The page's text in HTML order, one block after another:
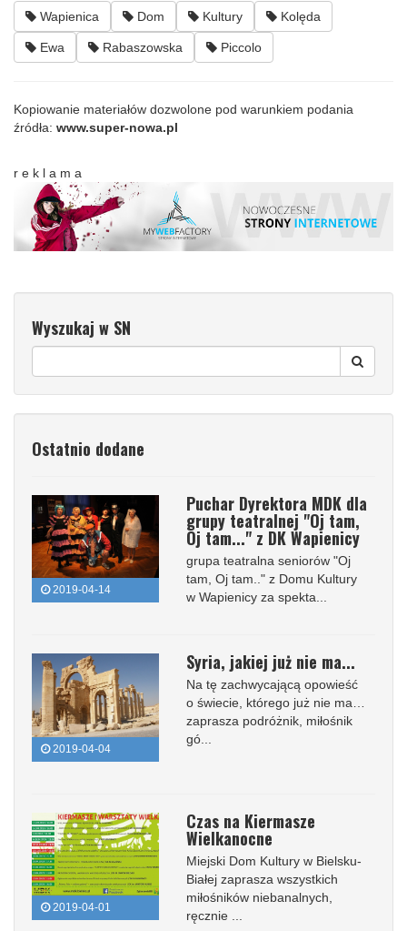
Wapienica Dom Kultury Kolęda
Ewa Rabaszowska Piccolo
Kopiowanie materiałów dozwolone pod warunkiem podania
źródła: www.super-nowa.pl
r e k l a m a
Wyszukaj w SN
Ostatnio dodane
2019-04-14
Puchar Dyrektora MDK dla
grupy teatralnej "Oj tam,
Oj tam..." z DK Wapienicy
grupa teatralna seniorów "Oj
tam, Oj tam.." z Domu Kultury
w Wapienicy za spekta...
2019-04-04
Syria, jakiej już nie ma...
Na tę zachwycającą opowieść
o świecie, którego już nie ma…
zaprasza podróżnik, miłośnik
gó...
2019-04-01
Czas na Kiermasze
Wielkanocne
Miejski Dom Kultury w Bielsku-
Białej zaprasza wszystkich
miłośników niebanalnych,
ręcznie ...